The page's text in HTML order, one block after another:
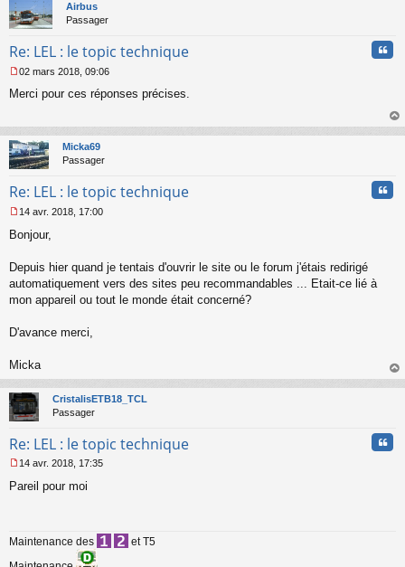
Airbus
Passager
Re: LEL : le topic technique
e
a
g
e
o
l
u
02 mars 2018, 09:06
Merci pour ces réponses précises.
au
Micka69
Passager
Re: LEL : le topic technique
e
a
g
e
o
u
14 avr. 2018, 17:00
Bonjour,
Depuis hier quand je tentais d'ouvrir le site ou le forum j'étais redirigé
automatiquement vers des sites peu recommandables ... Etait-ce lié à
mon appareil ou tout le monde était concerné?
D'avance merci,
Micka
au
CristalisETB18_TCL
Passager
Re: LEL : le topic technique
e
g
14 avr. 2018, 17:35
Pareil pour moi
Maintenance des
et T5